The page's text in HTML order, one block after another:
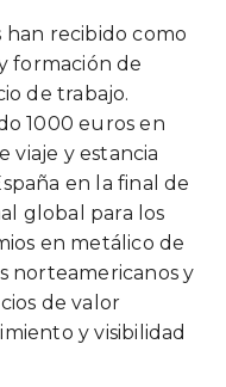
han recibido como
formación de
de trabajo.
1000 euros en
viaje y estancia
en la final de
global para los
en metálico de
norteamericanos y
de valor
y visibilidad